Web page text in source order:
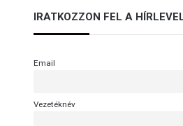
IRATKOZZON FEL A
Email
Vezetéknév